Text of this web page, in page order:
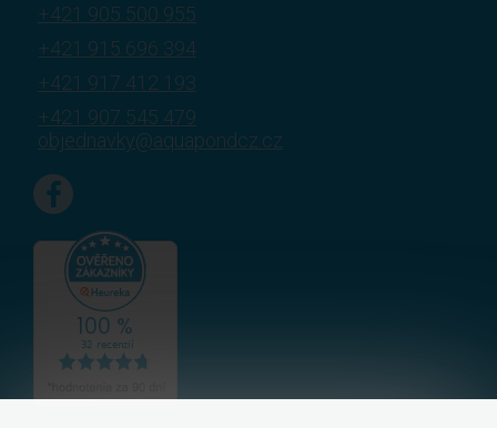
+421 905 500 955
+421 915 696 394
+421 917 412 193
+421 907 545 479
objednavky@aquapondcz.cz